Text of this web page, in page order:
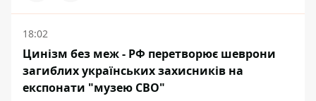
18:02
Цинізм без меж - РФ перетворює шеврони
загиблих українських захисників на
експонати "музею СВО"